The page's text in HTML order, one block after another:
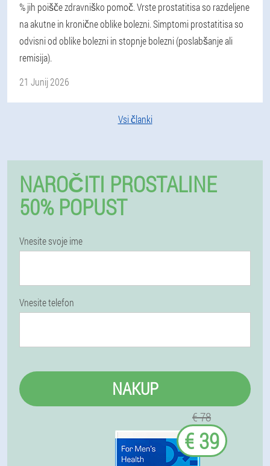
% jih poišče zdravniško pomoč. Vrste prostatitisa so razdeljene
na akutne in kronične oblike bolezni. Simptomi prostatitisa so
odvisni od oblike bolezni in stopnje bolezni (poslabšanje ali
remisija).
21 Junij 2026
Vsi članki
NAROČITI PROSTALINE
50% POPUST
Vnesite svoje ime
Vnesite telefon
NAKUP
€ 78
€ 39